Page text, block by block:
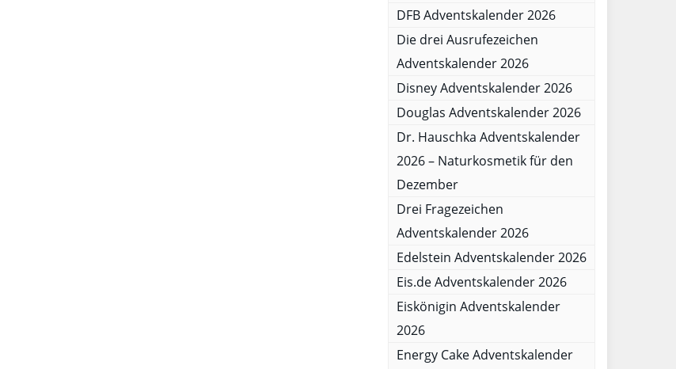
DFB Adventskalender 2026
Die drei Ausrufezeichen
Adventskalender 2026
Disney Adventskalender 2026
Douglas Adventskalender 2026
Dr. Hauschka Adventskalender
2026 – Naturkosmetik für den
Dezember
Drei Fragezeichen
Adventskalender 2026
Edelstein Adventskalender 2026
Eis.de Adventskalender 2026
Eiskönigin Adventskalender
2026
Energy Cake Adventskalender